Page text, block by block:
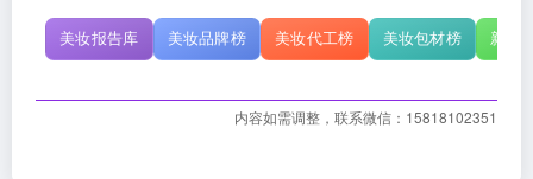
美妆报告库 美妆品牌榜 美妆代工榜 美妆包材榜 新原
内容如需调整，联系微信：15818102351